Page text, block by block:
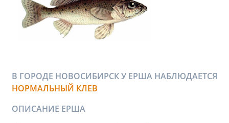
В ГОРОДЕ НОВОСИБИРСК У ЕРША НАБЛЮДАЕТСЯ
НОРМАЛЬНЫЙ КЛЕВ
ОПИСАНИЕ ЕРША